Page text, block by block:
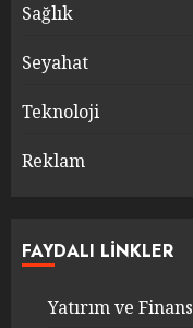
Sağlık
Seyahat
Teknoloji
Reklam
FAYDALI LINKLER
Yatırım ve Finans